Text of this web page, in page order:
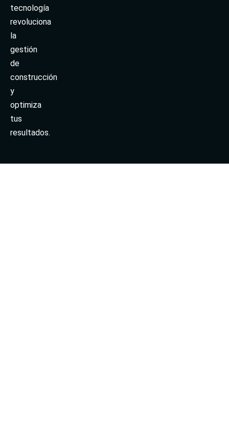
tecnología
revoluciona
la
gestión
de
construcción
y
optimiza
tus
resultados.